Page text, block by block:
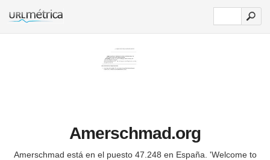
Amerschmad.org
Amerschmad está en el puesto 47.248 en España. 'Welcome to